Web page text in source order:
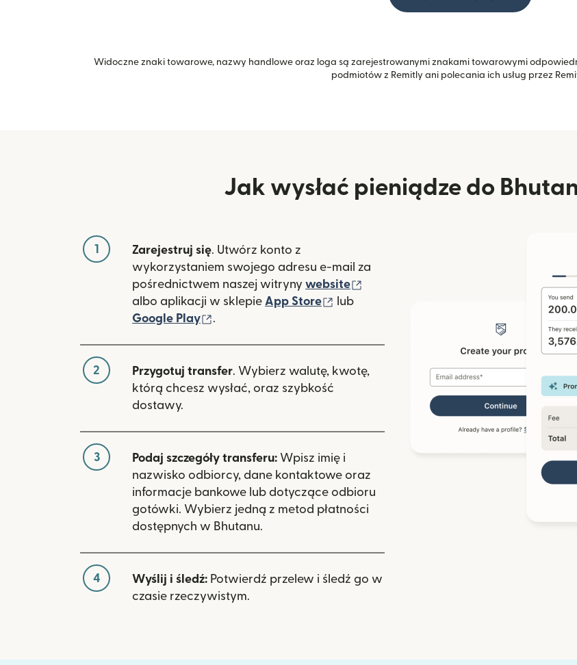
Widoczne znaki towarowe, nazwy handlowe oraz loga są zarejestrowanymi znakami towarowymi
podmiotów z Remitly ani polecania ich usług przez
Jak wysłać pieniądze do
1 Zarejestruj się. Utwórz konto z
wykorzystaniem swojego adresu e-mail za
pośrednictwem naszej witryny website
albo aplikacji w sklepie App Store (otwiera się w nowym oknie)
lub
Google Play
.
2 Przygotuj transfer. Wybierz walutę, kwotę,
którą chcesz wysłać, oraz szybkość
dostawy.
3 Podaj szczegóły transferu: Wpisz imię i
nazwisko odbiorcy, dane kontaktowe oraz
informacje bankowe lub dotyczące odbioru
gotówki. Wybierz jedną z metod płatności
dostępnych w Bhutanu.
4 Wyślij i śledź: Potwierdź przelew i śledź go w
czasie rzeczywistym.